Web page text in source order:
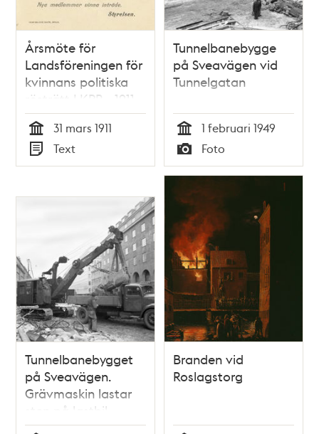
Årsmöte för
Landsföreningen för
kvinnans politiska
rösträtt LKPR - 1911
Tid
31 mars 1911
Typ
Text
Tunnelbanebygge
på Sveavägen vid
Tunnelgatan
Tid
1 februari 1949
Typ
Foto
Tunnelbanebygget
på Sveavägen.
Grävmaskin lastar
sten på lastbil.
Branden vid
Roslagstorg